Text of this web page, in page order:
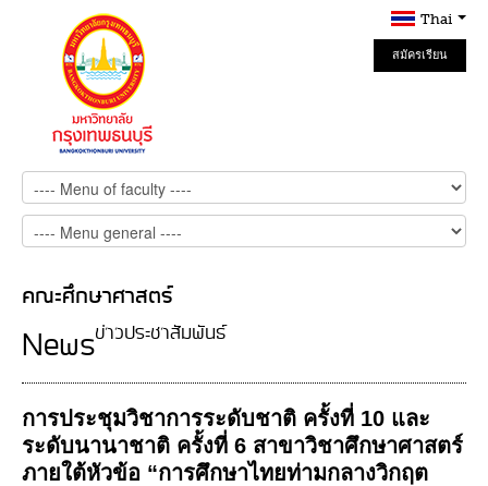
Thai
สมัครเรียน
Online
คณะศึกษาศาสตร์
ข่าวประชาสัมพันธ์
News
การประชุมวิชาการระดับชาติ ครั้งที่ 10 และ
ระดับนานาชาติ ครั้งที่ 6 สาขาวิชาศึกษาศาสตร์
ภายใต้หัวข้อ “การศึกษาไทยท่ามกลางวิกฤต